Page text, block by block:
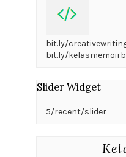
bit.ly/
bit.ly/
Slider Widget
5/recent/slider